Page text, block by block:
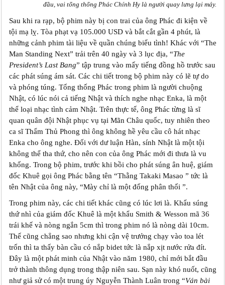
đầu, vai tổng thống Phác Chính Hy là người quay lưng lại máy.
Sau khi ra rạp, bộ phim này bị con trai của ông Phác đi kiện về
tội mạ lỵ. Tòa phạt vạ 105.000 USD và bắt cắt gần 4 phút, là
những cảnh phim tài liệu về quần chúng biểu tình! Khác với “The
Man Standing Next” trải trên 40 ngày và 3 lục địa, “The
President’s Last Bang” tập trung vào mấy tiếng đồng hồ trước sau
các phát súng ám sát. Các chi tiết trong bộ phim này có lẽ tự do
và phóng túng. Tổng thống Phác trong phim là người chuộng
Nhật, có lúc nói cả tiếng Nhật và thích nghe nhạc Enka, là một
thể loại nhạc tình cảm Nhật. Trên thực tế, ông Phác từng là sĩ
quan quân đội Nhật phục vụ tại Mãn Châu quốc, tuy nhiên theo
ca sĩ Thẩm Thủ Phong thì ông không hề yêu cầu cô hát nhạc
Enka cho ông nghe. Đối với dư luận Hàn, sính Nhật là một tội
không thể tha thứ, cho nên con của ông Phác mới đi thưa là vu
khống. Trong bộ phim, trước khi bồi cho phát súng ân huệ, giám
đốc Khuê gọi ông Phác bằng tên “Thằng Takaki Masao ” tức là
tên Nhật của ông này, “Mày chỉ là một đống phân thối ”.
Trong phim này, các chi tiết khác cũng có lúc lơi là. Khẩu súng
thứ nhì của giám đốc Khuê là một khẩu Smith & Wesson mã 36
trái khế và nòng ngắn 5cm thì trong phim nó là nòng dài 10cm.
Thế cũng chẳng sao nhưng khi cận vệ trưởng chạy vào toa lét
trốn thì ta thấy bàn cầu có nắp bidet tức là nắp xịt nước rửa đít.
Đây là một phát minh của Nhật vào năm 1980, chỉ mới bắt đầu
trở thành thông dụng trong thập niên sau. Sạn này khó nuốt, cũng
như giả sử có một trung úy Nguyễn Thành Luân trong “Ván bài